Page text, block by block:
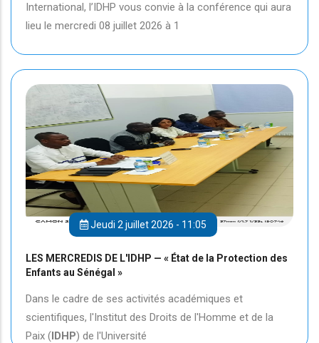
International, l’IDHP vous convie à la conférence qui aura
lieu le mercredi 08 juillet 2026 à 1
Jeudi 2 juillet 2026 - 11:05
LES MERCREDIS DE L'IDHP — « État de la Protection des
Enfants au Sénégal »
Dans le cadre de ses activités académiques et
scientifiques, l'Institut des Droits de l'Homme et de la
Paix (IDHP) de l'Université